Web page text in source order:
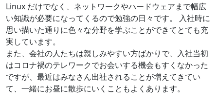
Linux だけでなく、ネットワークやハードウェアまで幅広
い知識が必要になってくるので勉強の日々です。 入社時に
思い描いた通りに色々な分野を学ぶことができてとても充
実しています。
また、会社の人たちは親しみやすい方ばかりで、入社当初
はコロナ禍のテレワークでお会いする機会もすくなかった
ですが、最近はみなさん出社されることが増えてきてい
て、一緒にお昼に散歩にいくこともよくあります。